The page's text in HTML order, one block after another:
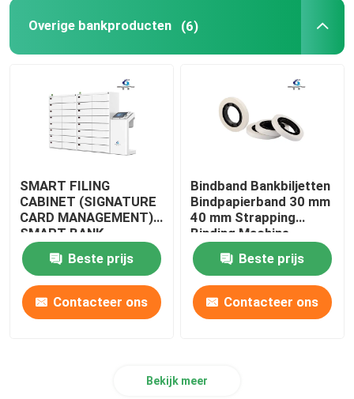
Overige bankproducten (6)
SMART FILING
CABINET (SIGNATURE
CARD MANAGEMENT)
SMART BANK-
MACHINE
Beste prijs
Contacteer ons
Bindband Bankbiljetten
Bindpapierband 30 mm
40 mm Strapping
Binding Machine
Beste prijs
Contacteer ons
Bekijk meer